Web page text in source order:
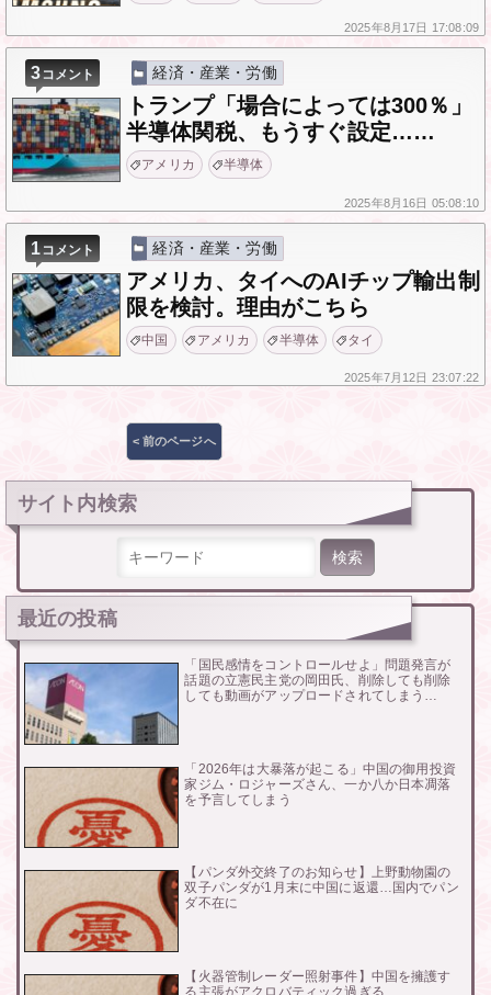
2025年8月17日 17:08:09
3コメント 経済・産業・労働
トランプ「場合によっては300％」
半導体関税、もうすぐ設定……
アメリカ 半導体
2025年8月16日 05:08:10
1コメント 経済・産業・労働
アメリカ、タイへのAIチップ輸出制
限を検討。理由がこちら
中国 アメリカ 半導体 タイ
2025年7月12日 23:07:22
ゲ
ョ
< 前のページへ
サイト内検索
最近の投稿
「国民感情をコントロールせよ」問題発言が
話題の立憲民主党の岡田氏、削除しても削除
しても動画がアップロードされてしまう…
「2026年は大暴落が起こる」中国の御用投資
家ジム・ロジャーズさん、一か八か日本凋落
を予言してしまう
【パンダ外交終了のお知らせ】上野動物園の
双子パンダが1月末に中国に返還…国内でパン
ダ不在に
【火器管制レーダー照射事件】中国を擁護す
る主張がアクロバティック過ぎる…